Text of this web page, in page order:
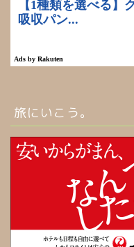
旅にいこう。